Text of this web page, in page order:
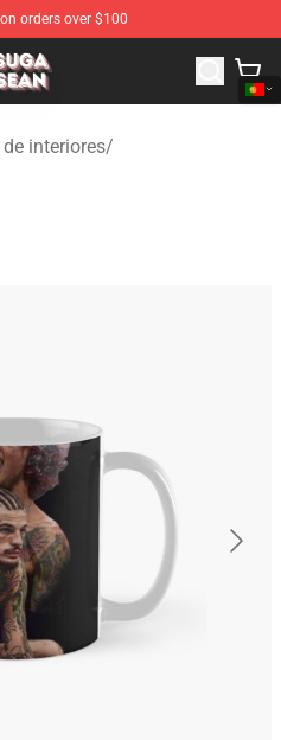
orders over $100
Suga Sean Merchandise Store
interiores/